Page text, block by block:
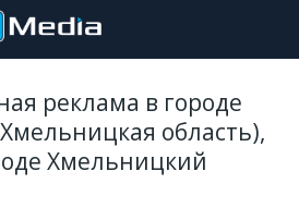
реклама в городе
область),
Хмельницкий